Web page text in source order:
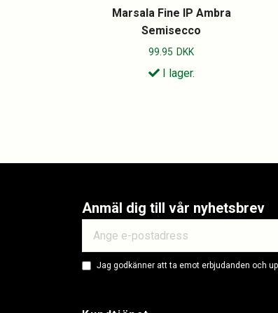
Marsala Fine IP Ambra
Semisecco
99.95 DKK
I lager.
Anmäl dig till vår nyhetsbrev
Jag godkänner att ta emot erbjudanden och